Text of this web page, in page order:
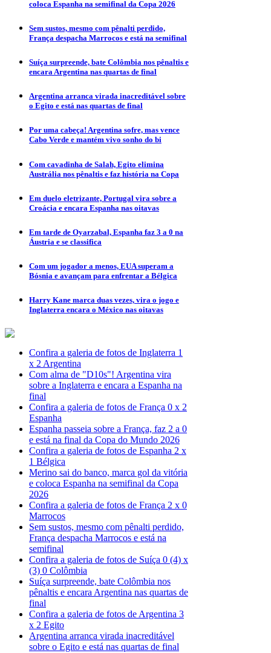
coloca Espanha na semifinal da Copa 2026
Sem sustos, mesmo com pênalti perdido,
França despacha Marrocos e está na semifinal
Suíça surpreende, bate Colômbia nos pênaltis e
encara Argentina nas quartas de final
Argentina arranca virada inacreditável sobre
o Egito e está nas quartas de final
Por uma cabeça! Argentina sofre, mas vence
Cabo Verde e mantém vivo sonho do bi
Com cavadinha de Salah, Egito elimina
Austrália nos pênaltis e faz história na Copa
Em duelo eletrizante, Portugal vira sobre a
Croácia e encara Espanha nas oitavas
Em tarde de Oyarzabal, Espanha faz 3 a 0 na
Áustria e se classifica
Com um jogador a menos, EUA superam a
Bósnia e avançam para enfrentar a Bélgica
Harry Kane marca duas vezes, vira o jogo e
Inglaterra encara o México nas oitavas
Confira a galeria de fotos de Inglaterra 1
x 2 Argentina
Com alma de "D10s"! Argentina vira
sobre a Inglaterra e encara a Espanha na
final
Confira a galeria de fotos de França 0 x 2
Espanha
Espanha passeia sobre a França, faz 2 a 0
e está na final da Copa do Mundo 2026
Confira a galeria de fotos de Espanha 2 x
1 Bélgica
Merino sai do banco, marca gol da vitória
e coloca Espanha na semifinal da Copa
2026
Confira a galeria de fotos de França 2 x 0
Marrocos
Sem sustos, mesmo com pênalti perdido,
França despacha Marrocos e está na
semifinal
Confira a galeria de fotos de Suíça 0 (4) x
(3) 0 Colômbia
Suíça surpreende, bate Colômbia nos
pênaltis e encara Argentina nas quartas de
final
Confira a galeria de fotos de Argentina 3
x 2 Egito
Argentina arranca virada inacreditável
sobre o Egito e está nas quartas de final